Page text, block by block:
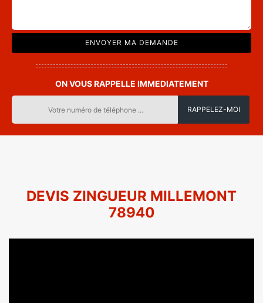
ON VOUS RAPPELLE IMMEDIATEMENT
DEVIS ZINGUEUR MILLEMONT
78940